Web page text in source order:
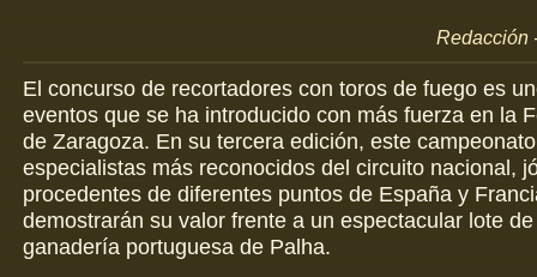
Redacción
El concurso de recortadores con toros de fuego es
eventos que se ha introducido con más fuerza en la
de Zaragoza. En su tercera edición, este
especialistas más reconocidos del circuito nacional,
procedentes de diferentes puntos de España y
demostrarán su valor frente a un espectacular lote
ganadería portuguesa de Palha.